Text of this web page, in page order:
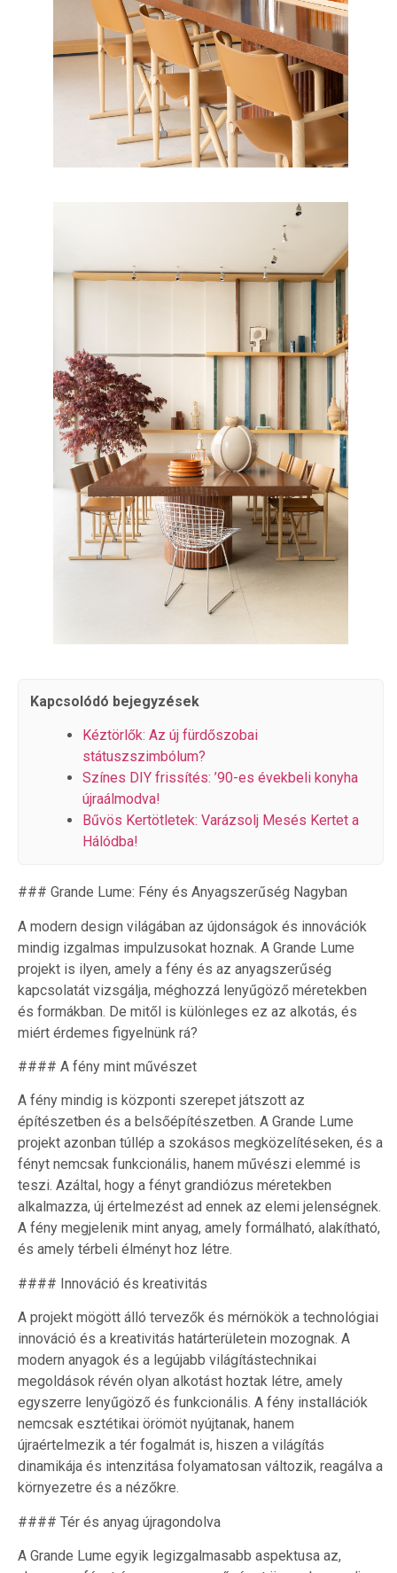
Kapcsolódó bejegyzések
Kéztörlők: Az új fürdőszobai
státuszszimbólum?
Színes DIY frissítés: ’90-es évekbeli konyha
újraálmodva!
Bűvös Kertötletek: Varázsolj Mesés Kertet a
Hálódba!
### Grande Lume: Fény és Anyagszerűség Nagyban
A modern design világában az újdonságok és innovációk
mindig izgalmas impulzusokat hoznak. A Grande Lume
projekt is ilyen, amely a fény és az anyagszerűség
kapcsolatát vizsgálja, méghozzá lenyűgöző méretekben
és formákban. De mitől is különleges ez az alkotás, és
miért érdemes figyelnünk rá?
#### A fény mint művészet
A fény mindig is központi szerepet játszott az
építészetben és a belsőépítészetben. A Grande Lume
projekt azonban túllép a szokásos megközelítéseken, és a
fényt nemcsak funkcionális, hanem művészi elemmé is
teszi. Azáltal, hogy a fényt grandiózus méretekben
alkalmazza, új értelmezést ad ennek az elemi jelenségnek.
A fény megjelenik mint anyag, amely formálható, alakítható,
és amely térbeli élményt hoz létre.
#### Innováció és kreativitás
A projekt mögött álló tervezők és mérnökök a technológiai
innováció és a kreativitás határterületein mozognak. A
modern anyagok és a legújabb világítástechnikai
megoldások révén olyan alkotást hoztak létre, amely
egyszerre lenyűgöző és funkcionális. A fény installációk
nemcsak esztétikai örömöt nyújtanak, hanem
újraértelmezik a tér fogalmát is, hiszen a világítás
dinamikája és intenzitása folyamatosan változik, reagálva a
környezetre és a nézőkre.
#### Tér és anyag újragondolva
A Grande Lume egyik legizgalmasabb aspektusa az,